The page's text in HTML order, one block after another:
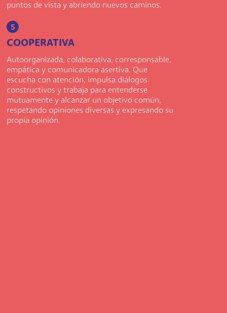
puntos de vista y abriendo nuevos caminos.
5
COOPERATIVA
Autoorganizada, colaborativa, corresponsable,
empática y comunicadora asertiva. Que
escucha con atención, impulsa diálogos
constructivos y trabaja para entenderse
mutuamente y alcanzar un objetivo común,
respetando opiniones diversas y expresando su
propia opinión.